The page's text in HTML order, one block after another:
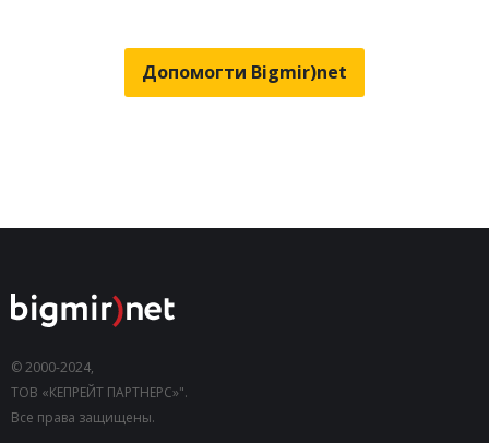
Допомогти Bigmir)net
© 2000-2024,
ТОВ «КЕПРЕЙТ ПАРТНЕРС»".
Все права защищены.